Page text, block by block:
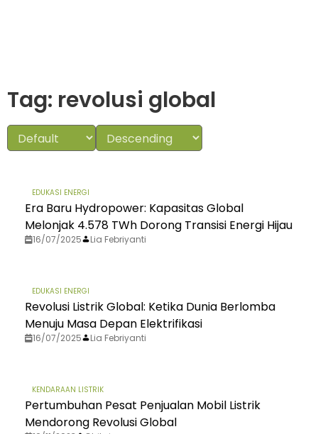
Tag: revolusi global
EDUKASI ENERGI
Era Baru Hydropower: Kapasitas Global
Melonjak 4.578 TWh Dorong Transisi Energi Hijau
16/07/2025 Lia Febriyanti
EDUKASI ENERGI
Revolusi Listrik Global: Ketika Dunia Berlomba
Menuju Masa Depan Elektrifikasi
16/07/2025 Lia Febriyanti
KENDARAAN LISTRIK
Pertumbuhan Pesat Penjualan Mobil Listrik
Mendorong Revolusi Global